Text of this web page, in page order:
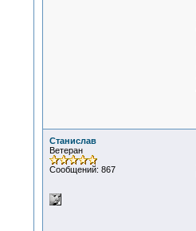
Станислав
Ветеран
Сообщений: 867